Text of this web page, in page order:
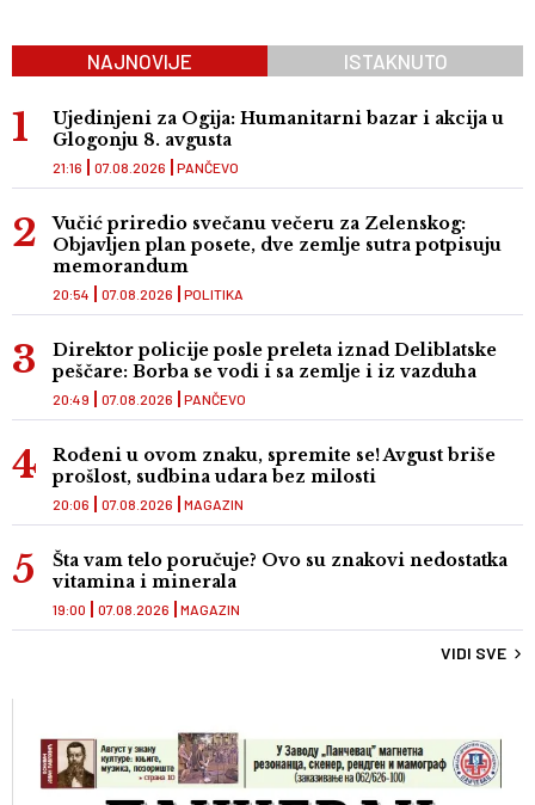
NAJNOVIJE ISTAKNUTO
Ujedinjeni za Ogija: Humanitarni bazar i akcija u
Glogonju 8. avgusta
PANČEVO
21:16 07.08.2026
Vučić priredio svečanu večeru za Zelenskog:
Objavljen plan posete, dve zemlje sutra potpisuju
memorandum
POLITIKA
20:54 07.08.2026
Direktor policije posle preleta iznad Deliblatske
peščare: Borba se vodi i sa zemlje i iz vazduha
PANČEVO
20:49 07.08.2026
Rođeni u ovom znaku, spremite se! Avgust briše
prošlost, sudbina udara bez milosti
MAGAZIN
20:06 07.08.2026
Šta vam telo poručuje? Ovo su znakovi nedostatka
vitamina i minerala
MAGAZIN
19:00 07.08.2026
VIDI SVE